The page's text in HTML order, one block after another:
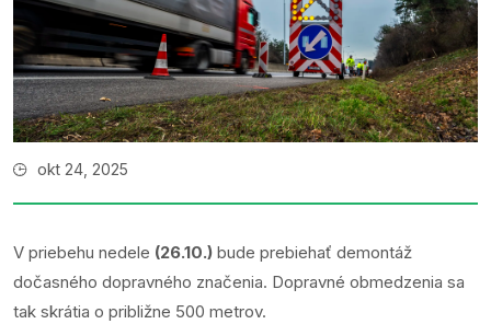
okt 24, 2025
V priebehu nedele (26.10.) bude prebiehať demontáž
dočasného dopravného značenia. Dopravné obmedzenia sa
tak skrátia o približne 500 metrov.